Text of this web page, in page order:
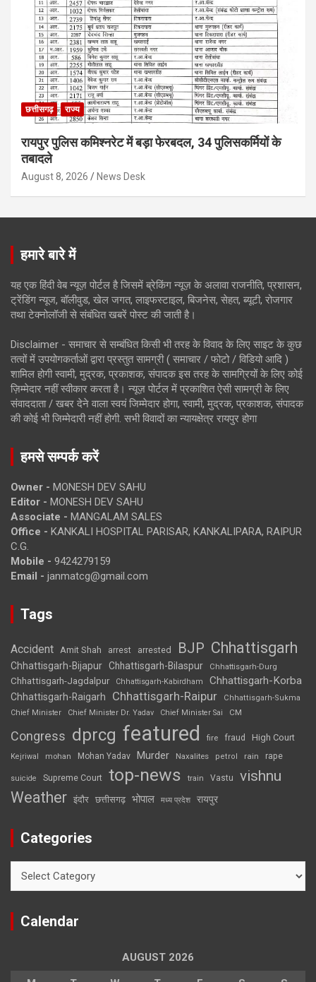
छत्तीसगढ़ राज्य
रायपुर पुलिस कमिश्नरेट में बड़ा फेरबदल, 34 पुलिसकर्मियों के
तबादले
August 8, 2026 News Desk
हमारे बारे में
यह एक हिंदी वेब न्यूज़ पोर्टल है जिसमें ब्रेकिंग न्यूज़ के अलावा राजनीति, प्रशासन,
ट्रेंडिंग न्यूज, बॉलीवुड, खेल जगत, लाइफस्टाइल, बिजनेस, सेहत, ब्यूटी, रोजगार
तथा टेक्नोलॉजी से संबंधित खबरें पोस्ट की जाती है।
Disclaimer - समाचार से सम्बंधित किसी भी तरह के विवाद के लिए साइट के कुछ
तत्वों में उपयोगकर्ताओं द्वारा प्रस्तुत सामग्री ( समाचार / फोटो / विडियो आदि )
शामिल होगी स्वामी, मुद्रक, प्रकाशक, संपादक इस तरह के सामग्रियों के लिए कोई
ज़िम्मेदार नहीं स्वीकार करता है। न्यूज़ पोर्टल में प्रकाशित ऐसी सामग्री के लिए
संवाददाता / खबर देने वाला स्वयं जिम्मेदार होगा, स्वामी, मुद्रक, प्रकाशक, संपादक
की कोई भी जिम्मेदारी नहीं होगी. सभी विवादों का न्यायक्षेत्र रायपुर होगा
हमसे सम्पर्क करें
Owner - MONESH DEV SAHU
Editor - MONESH DEV SAHU
Associate - MANGALAM SALES
Office - KANKALI HOSPITAL PARISAR, KANKALIPARA, RAIPUR
C.G.
Mobile - 9424279159
Email - janmatcg@gmail.com
Tags
Accident Amit Shah arrest arrested BJP Chhattisgarh
Chhattisgarh-Bijapur Chhattisgarh-Bilaspur Chhattisgarh-Durg
Chhattisgarh-Jagdalpur Chhattisgarh-Kabirdham Chhattisgarh-Korba
Chhattisgarh-Raigarh Chhattisgarh-Raipur
Chhattisgarh-Sukma
Chief Minister
Chief Minister Dr. Yadav Chief Minister Sai CM
Congress dprcg featured fire fraud High Court
Kejriwal mohan Mohan Yadav Murder Naxalites petrol rain rape
suicide Supreme Court top-news train Vastu vishnu
Weather इंदौर छत्तीसगढ़ भोपाल मध्य प्रदेश रायपुर
Categories
Calendar
AUGUST 2026